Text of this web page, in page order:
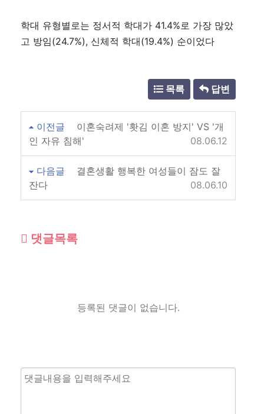
학대 유형별로는 정서적 학대가 41.4%로 가장 많았
고 방임(24.7%), 신체적 학대(19.4%) 순이었다
목록 답변
이전글
이혼숙려제 '홧김 이혼 방지' VS '개
인 자유 침해'
08.06.12
다음글
결혼생활 행복한 여성들이 잠도 잘
잔다
08.06.10
댓글목록
등록된 댓글이 없습니다.